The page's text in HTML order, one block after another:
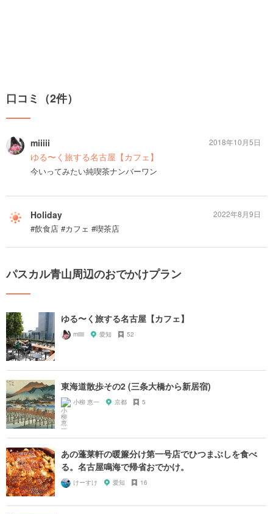
口コミ（2件）
miiiii
ゆる〜く旅する名古屋【カフェ】
今いってみたい純喫茶ナンバーワン
2018年10月5日
Holiday
#飲食店 #カフェ #喫茶店
2022年8月9日
パスカル青山周辺のおでかけプラン
ゆる〜く旅する名古屋【カフェ】
miiiii 愛知 52
東海道散歩その2 (三条大橋から新居宿)
小柳 恵一 京都 5
あの蓬莱軒の暖簾分け第一号店でひつまぶしを食べ
る。名古屋鳴海で帰省おでかけ。
けーすけ 愛知 16